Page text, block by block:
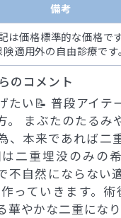
備考
は価格標準的な価格です
険適用外の自由診療です。
のコメント
たい📝 普段アイテ
。 まぶたのたるみ
、本来であれば二
二重埋没のみの
不自然にならない
っていきます。術
華やかな二重にな